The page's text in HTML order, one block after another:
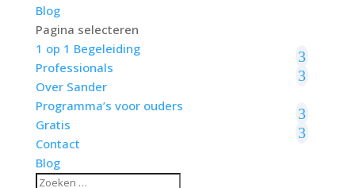
Blog
Pagina selecteren
1 op 1 Begeleiding
Professionals
Over Sander
Programma’s voor ouders
Gratis
Contact
Blog